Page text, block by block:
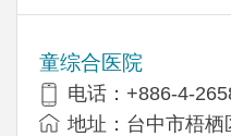
童综合医院
电话：+886-4-
地址：台中市梧